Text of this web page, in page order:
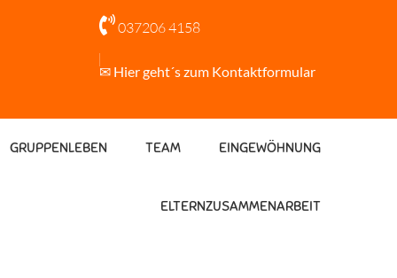
037206 4158
✉ Hier geht´s zum Kontaktformular
GRUPPENLEBEN TEAM EINGEWÖHNUNG
ELTERNZUSAMMENARBEIT